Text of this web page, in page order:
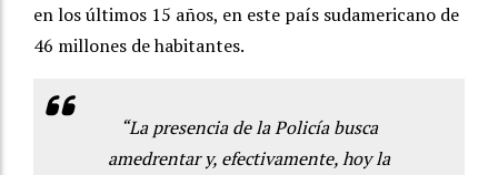
en los últimos 15 años, en este país sudamericano de
46 millones de habitantes.
“La presencia de la Policía busca
amedrentar y, efectivamente, hoy la